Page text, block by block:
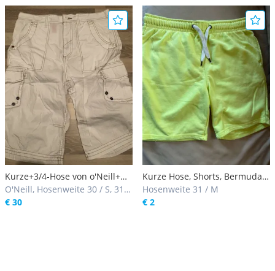
Kurze+3/4-Hose von o'Neill+
Diesel
O'Neill, Hosenweite 30 / S, 31 /
M
€ 30
Kurze Hose, Shorts, Bermuda,
Gr. M
Hosenweite 31 / M
€ 2